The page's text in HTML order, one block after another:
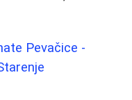
Pevačice -